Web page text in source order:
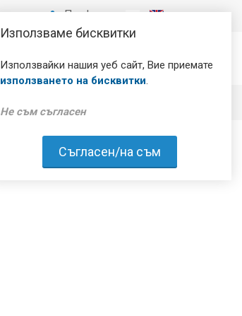
Използваме бисквитки
Използвайки нашия уеб сайт, Вие приемате
използването на бисквитки
Не съм съгласен
Съгласен/на съм
Профил